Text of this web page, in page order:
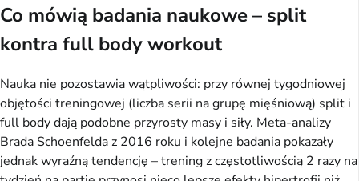
Co mówią badania naukowe – split
kontra full body workout
Nauka nie pozostawia wątpliwości: przy równej tygodniowej
objętości treningowej (liczba serii na grupę mięśniową) split i
full body dają podobne przyrosty masy i siły. Meta-analizy
Brada Schoenfelda z 2016 roku i kolejne badania pokazały
jednak wyraźną tendencję – trening z częstotliwością 2 razy na